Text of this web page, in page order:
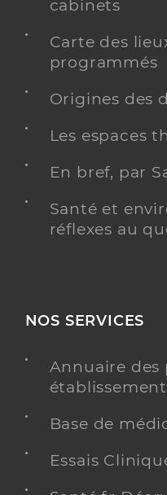
cabinets
Carte des
programmés
Origines des
Les espaces
En bref, par
Santé et
réflexes au
NOS SERVICES
Annuaire des
Base de
Essais